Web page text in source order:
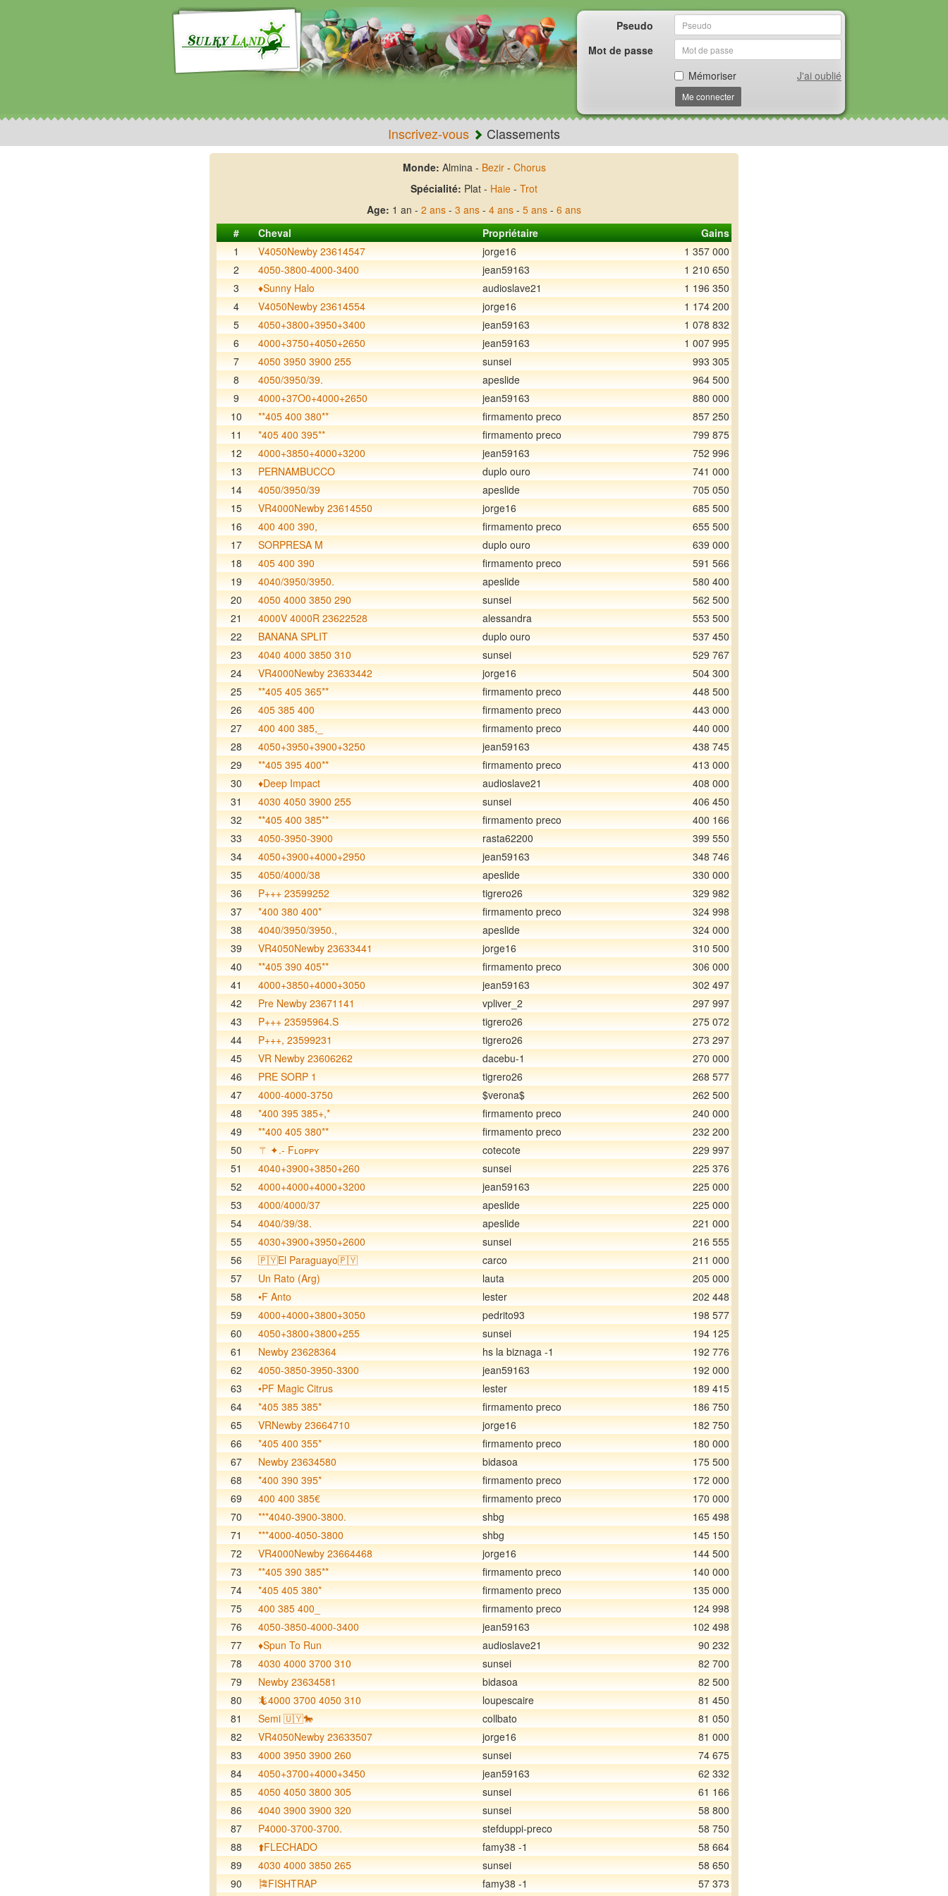
Pseudo
Mot de passe
Mémoriser
J'ai oublié
Me connecter
Inscrivez-vous Classements
Monde: Almina - Bezir- Chorus
Spécialité: Plat - Haie - Trot
Age: 1 an - 2 ans - 3 ans - 4 ans - 5 ans - 6 ans
#
Cheval Propriétaire
Gains
1
V4050Newby 23614547 jorge16
1 357 000
2
4050-3800-4000-3400 jean59163
1 210 650
3
♦️Sunny Halo audioslave21
1 196 350
4
V4050Newby 23614554 jorge16
1 174 200
5
4050+3800+3950+3400 jean59163
1 078 832
6
4000+3750+4050+2650 jean59163
1 007 995
7
4050 3950 3900 255 sunsei
993 305
8
4050/3950/39. apeslide
964 500
9
4000+37O0+4000+2650 jean59163
880 000
10
**405 400 380** firmamento preco
857 250
11
*405 400 395** firmamento preco
799 875
12
4000+3850+4000+3200 jean59163
752 996
13
PERNAMBUCCO duplo ouro
741 000
14
4050/3950/39 apeslide
705 050
15
VR4000Newby 23614550 jorge16
685 500
16
400 400 390, firmamento preco
655 500
17
SORPRESA M duplo ouro
639 000
18
405 400 390 firmamento preco
591 566
19
4040/3950/3950. apeslide
580 400
20
4050 4000 3850 290 sunsei
562 500
21
4000V 4000R 23622528 alessandra
553 500
22
BANANA SPLIT duplo ouro
537 450
23
4040 4000 3850 310 sunsei
529 767
24
VR4000Newby 23633442 jorge16
504 300
25
**405 405 365** firmamento preco
448 500
26
405 385 400 firmamento preco
443 000
27
400 400 385,_ firmamento preco
440 000
28
4050+3950+3900+3250 jean59163
438 745
29
**405 395 400** firmamento preco
413 000
30
♦️Deep Impact audioslave21
408 000
31
4030 4050 3900 255 sunsei
406 450
32
**405 400 385** firmamento preco
400 166
33
4050-3950-3900 rasta62200
399 550
34
4050+3900+4000+2950 jean59163
348 746
35
4050/4000/38 apeslide
330 000
36
P+++ 23599252 tigrero26
329 982
37
*400 380 400* firmamento preco
324 998
38
4040/3950/3950., apeslide
324 000
39
VR4050Newby 23633441 jorge16
310 500
40
**405 390 405** firmamento preco
306 000
41
4000+3850+4000+3050 jean59163
302 497
42
Pre Newby 23671141 vpliver_2
297 997
43
P+++ 23595964.S tigrero26
275 072
44
P+++, 23599231 tigrero26
273 297
45
VR Newby 23606262 dacebu-1
270 000
46
PRE SORP 1 tigrero26
268 577
47
4000-4000-3750 $verona$
262 500
48
*400 395 385+,* firmamento preco
240 000
49
**400 405 380** firmamento preco
232 200
50
⚚ ✦.- Fʟᴏᴘᴘʏ cotecote
229 997
51
4040+3900+3850+260 sunsei
225 376
52
4000+4000+4000+3200 jean59163
225 000
53
4000/4000/37 apeslide
225 000
54
4040/39/38. apeslide
221 000
55
4030+3900+3950+2600 sunsei
216 555
56
🇵🇾El Paraguayo🇵🇾 carco
211 000
57
Un Rato (Arg) lauta
205 000
58
•F Anto lester
202 448
59
4000+4000+3800+3050 pedrito93
198 577
60
4050+3800+3800+255 sunsei
194 125
61
Newby 23628364 hs la biznaga -1
192 776
62
4050-3850-3950-3300 jean59163
192 000
63
•PF Magic Citrus lester
189 415
64
*405 385 385* firmamento preco
186 750
65
VRNewby 23664710 jorge16
182 750
66
*405 400 355* firmamento preco
180 000
67
Newby 23634580 bidasoa
175 500
68
*400 390 395* firmamento preco
172 000
69
400 400 385€ firmamento preco
170 000
70
***4040-3900-3800. shbg
165 498
71
***4000-4050-3800 shbg
145 150
72
VR4000Newby 23664468 jorge16
144 500
73
**405 390 385** firmamento preco
140 000
74
*405 405 380* firmamento preco
135 000
75
400 385 400_ firmamento preco
124 998
76
4050-3850-4000-3400 jean59163
102 498
77
♦️Spun To Run audioslave21
90 232
78
4030 4000 3700 310 sunsei
82 700
79
Newby 23634581 bidasoa
82 500
80
🦎4000 3700 4050 310 loupescaire
81 450
81
Semi 🇺🇾🐎 collbato
81 050
82
VR4050Newby 23633507 jorge16
81 000
83
4000 3950 3900 260 sunsei
74 675
84
4050+3700+4000+3450 jean59163
62 332
85
4050 4050 3800 305 sunsei
61 166
86
4040 3900 3900 320 sunsei
58 800
87
P4000-3700-3700. stefduppi-preco
58 750
88
⬆️FLECHADO famy38 -1
58 664
89
4030 4000 3850 265 sunsei
58 650
90
🎏FISHTRAP famy38 -1
57 373